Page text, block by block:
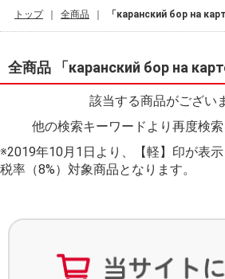
トップ 全商品 「каранский бор на
全商品 「каранский бор на
該当する商品がござい
他の検索キーワードより再度検索
※2019年10月1日より、【軽】印が表
税率（8%）対象商品となります。